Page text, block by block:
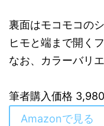
裏面はモコモコの
ヒモと端まで開く
なお、カラーバリ
筆者購入価格
Amazonで見る